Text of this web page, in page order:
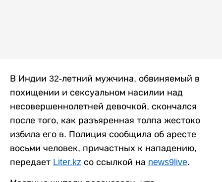
В Индии 32-летний мужчина, обвиняемый в
похищении и сексуальном насилии над
несовершеннолетней девочкой, скончался
после того, как разъяренная толпа жестоко
избила его в. Полиция сообщила об аресте
восьми человек, причастных к нападению,
передает Liter.kz со ссылкой на news9live.